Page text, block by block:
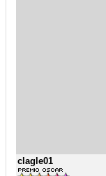
clagle01